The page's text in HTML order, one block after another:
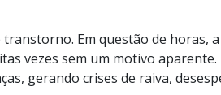
Em questão de horas, a
vezes sem um motivo aparente.
gerando crises de raiva,